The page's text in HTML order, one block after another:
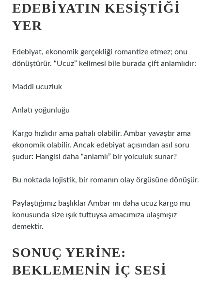
EDEBIYATIN KESIŞTIĞI
YER
Edebiyat, ekonomik gerçekliği romantize etmez; onu
dönüştürür. “Ucuz” kelimesi bile burada çift anlamlıdır:
Maddi ucuzluk
Anlatı yoğunluğu
Kargo hızlıdır ama pahalı olabilir. Ambar yavaştır ama
ekonomik olabilir. Ancak edebiyat açısından asıl soru
şudur: Hangisi daha “anlamlı” bir yolculuk sunar?
Bu noktada lojistik, bir romanın olay örgüsüne dönüşür.
Paylaştığımız başlıklar Ambar mı daha ucuz kargo mu
konusunda size ışık tuttuysa amacımıza ulaşmışız
demektir.
SONUÇ YERINE:
BEKLEMENIN IÇ SESI